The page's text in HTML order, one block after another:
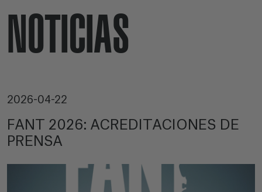
NOTICIAS
2026-04-22
FANT 2026: ACREDITACIONES DE
PRENSA